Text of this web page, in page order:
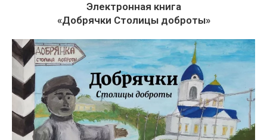
Электронная книга
«Добрячки Столицы доброты»